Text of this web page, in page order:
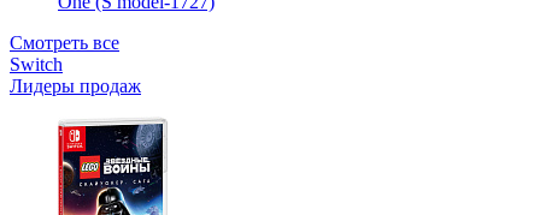
Смотреть все
Switch
Лидеры продаж